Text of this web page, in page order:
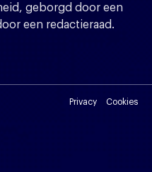
geborgd door een
een redactieraad.
Privacy Cookies